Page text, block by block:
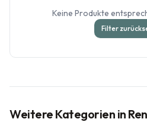
Keine Produkte
Filter
Weitere Kategorien in